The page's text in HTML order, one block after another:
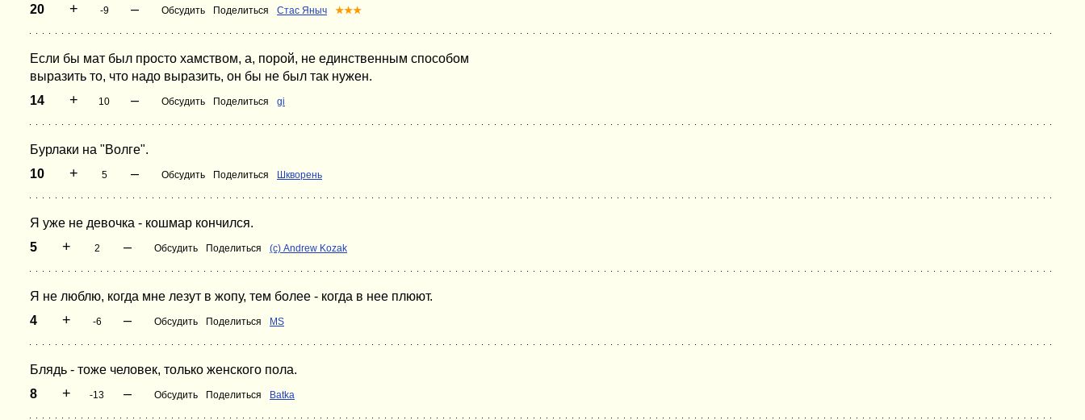
20
+ -9 – Обсудить Поделиться Стас Яныч ★★★
Если бы мат был просто хамством, а, порой, не единственным способом
выразить то, что надо выразить, он бы не был так нужен.
14
+ 10 – Обсудить Поделиться gi
Бурлаки на "Волге".
10
+ 5 – Обсудить Поделиться Шкворень
Я уже не девочка - кошмар кончился.
5
+ 2 – Обсудить Поделиться (с) Andrew Kozak
Я не люблю, когда мне лезут в жопу, тем более - когда в нее плюют.
4
+ -6 – Обсудить Поделиться MS
Блядь - тоже человек, только женского пола.
8
+ -13 – Обсудить Поделиться Batka